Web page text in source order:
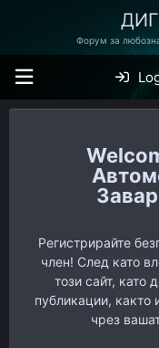
Форум за
Регистрирайте
член! След като
този сайт, като
публикации, както
чрез